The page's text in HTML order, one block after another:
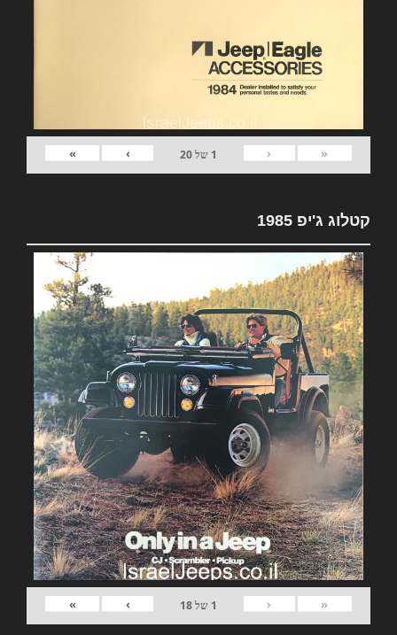
«
‹
1 של20
›
»
קטלוג ג'יפ 1985
«
‹
1 של18
›
»